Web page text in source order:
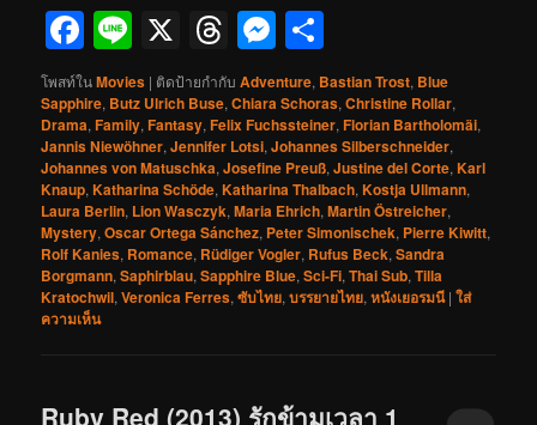
Facebook
Line
X Threads
Messenger
โพสท์ในMovies | ติดป้ายกำกับ Adventure, Bastian Trost, Blue
Sapphire, Butz Ulrich Buse,Chiara Schoras,Christine Rollar,
Drama,Family,Fantasy,Felix Fuchssteiner,Florian Bartholomäi,
Jannis Niewöhner,Jennifer Lotsi,Johannes Silberschneider,
Johannes von Matuschka,Josefine Preuß,Justine del Corte,Karl
Knaup,Katharina Schöde,Katharina Thalbach,Kostja Ullmann,
Laura Berlin, Lion Wasczyk,Maria Ehrich,Martin Östreicher,
Mystery,Oscar Ortega Sánchez, Peter Simonischek, Pierre Kiwitt,
Rolf Kanies, Romance, Rüdiger Vogler, Rufus Beck,Sandra
Borgmann,Saphirblau,Sapphire Blue,Sci-Fi,Thai Sub,Tilla
Kratochwil,Veronica Ferres,ซับไทย,บรรยายไทย,หนังเยอรมนี |ใส่
ความเห็น
Ruby Red (2013) รักข้ามเวลา 1